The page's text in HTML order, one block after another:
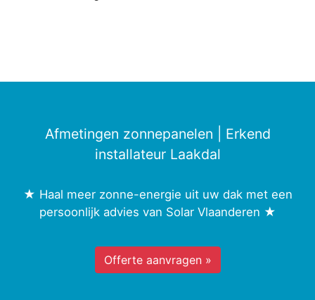
Afmetingen zonnepanelen | Erkend
installateur Laakdal
★ Haal meer zonne-energie uit uw dak met een
persoonlijk advies van Solar Vlaanderen ★
Offerte aanvragen »